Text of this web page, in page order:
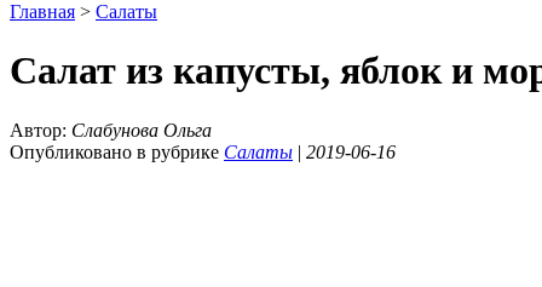
Главная > Салаты
Салат из капусты, яблок и
Автор: Слабунова Ольга
Опубликовано в рубрике Салаты | 2019-06-16